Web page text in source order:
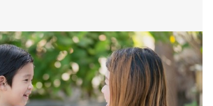
大的那個男人│讀懂父親的